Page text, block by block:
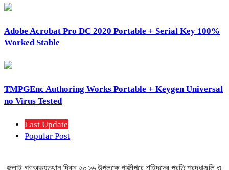
Adobe Acrobat Pro DC 2020 Portable + Serial Key 100%
Worked Stable
TMPGEnc Authoring Works Portable + Keygen Universal
no Virus Tested
Last Update
Popular Post